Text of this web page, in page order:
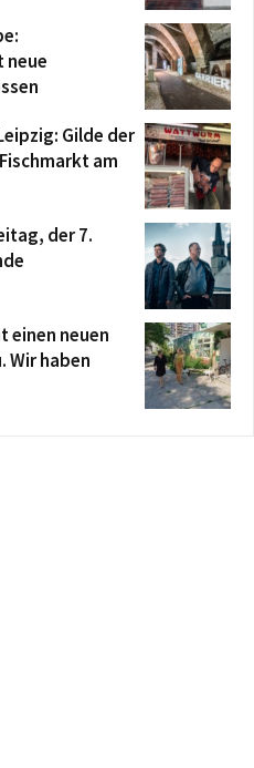
neue
Gilde der
am
der 7.
einen neuen
Wir haben